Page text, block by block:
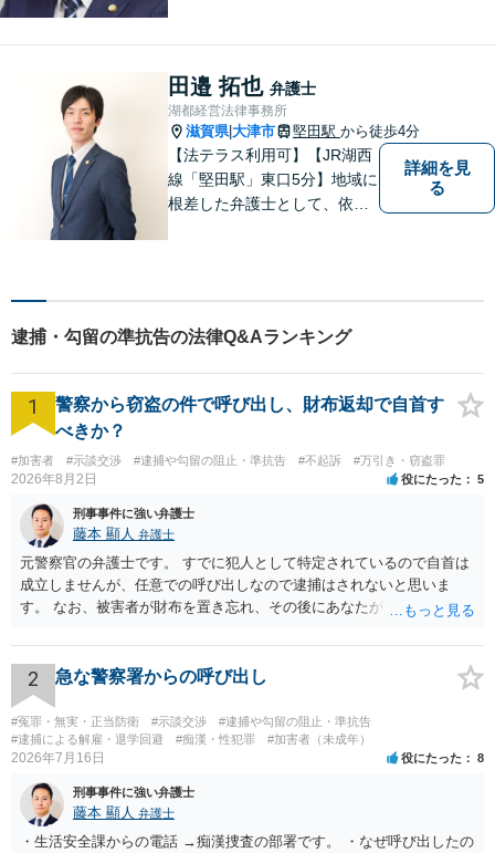
お話をお聞かせください。
【無料駐車場あり】
田邉 拓也 弁護士
湖都経営法律事務所
滋賀県|大津市 堅田駅 から徒歩4分
【法テラス利用可】【JR湖西
線「堅田駅」東口5分】地域に
根差した弁護士として、依頼
ます。弁護士に依頼するのは
敷居が高いとお考えの方も、
まずは一度ご相談ください。
詳細を見
る
逮捕・勾留の準抗告の法律Q&Aランキング
1
警察から窃盗の件で呼び出し、財布返却で自首す
べきか？
#加害者 #示談交渉 #逮捕や勾留の阻止・準抗告 #不起訴 #万引き・窃盗罪
2026年8月2日 役にたった 5
刑事事件に強い弁護士
藤本 顯人 弁護士
元警察官の弁護士です。 すでに犯人として特定されているので自首は
成立しませんが、任意での呼び出しなので逮捕はされないと思いま
す。 なお、被害者が財布を置き忘れ、その後にあなたがトイレに入
と言い逃れはかなり厳しいものと思います。
2 急な警察署からの呼び出し
#冤罪・無実・正当防衛 #示談交渉
#逮捕や勾留の阻止・準抗告
#逮捕による解雇・退学回避
#痴漢・性犯罪 #加害者（未成年）
2026年7月16日 役にたった 8
刑事事件に強い弁護士
藤本 顯人 弁護士
・生活安全課からの電話 →痴漢捜査の部署です。 ・なぜ呼び出したの